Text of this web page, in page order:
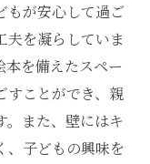
もが安心して過ご
夫を凝らしていま
を備えたスペー
すことができ、親
。また、壁にはキ
、子どもの興味を